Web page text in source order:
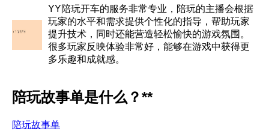
YY陪玩开车的服务非常专业，陪玩的主播会根据
玩家的水平和需求提供个性化的指导，帮助玩家
提升技术，同时还能营造轻松愉快的游戏氛围。
很多玩家反映体验非常好，能够在游戏中获得更
多乐趣和成就感。
陪玩故事单是什么？**
陪玩故事单